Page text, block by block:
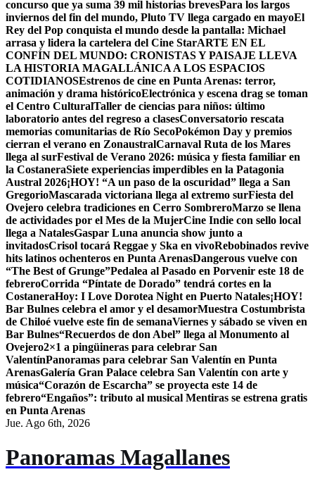
concurso que ya suma 39 mil historias brevesPara los largos
inviernos del fin del mundo, Pluto TV llega cargado en mayoEl
Rey del Pop conquista el mundo desde la pantalla: Michael
arrasa y lidera la cartelera del Cine StarARTE EN EL
CONFÍN DEL MUNDO: CRONISTAS Y PAISAJE LLEVA
LA HISTORIA MAGALLÁNICA A LOS ESPACIOS
COTIDIANOSEstrenos de cine en Punta Arenas: terror,
animación y drama históricoElectrónica y escena drag se toman
el Centro CulturalTaller de ciencias para niños: último
laboratorio antes del regreso a clasesConversatorio rescata
memorias comunitarias de Río SecoPokémon Day y premios
cierran el verano en ZonaustralCarnaval Ruta de los Mares
llega al surFestival de Verano 2026: música y fiesta familiar en
la CostaneraSiete experiencias imperdibles en la Patagonia
Austral 2026¡HOY! “A un paso de la oscuridad” llega a San
GregorioMascarada victoriana llega al extremo surFiesta del
Ovejero celebra tradiciones en Cerro SombreroMarzo se llena
de actividades por el Mes de la MujerCine Indie con sello local
llega a NatalesGaspar Luna anuncia show junto a
invitadosCrisol tocará Reggae y Ska en vivoRebobinados revive
hits latinos ochenteros en Punta ArenasDangerous vuelve con
“The Best of Grunge”Pedalea al Pasado en Porvenir este 18 de
febreroCorrida “Píntate de Dorado” tendrá cortes en la
CostaneraHoy: I Love Dorotea Night en Puerto Natales¡HOY!
Bar Bulnes celebra el amor y el desamorMuestra Costumbrista
de Chiloé vuelve este fin de semanaViernes y sábado se viven en
Bar Bulnes“Recuerdos de don Abel” llega al Monumento al
Ovejero2×1 a pingüineras para celebrar San
ValentínPanoramas para celebrar San Valentín en Punta
ArenasGalería Gran Palace celebra San Valentín con arte y
música“Corazón de Escarcha” se proyecta este 14 de
febrero“Engaños”: tributo al musical Mentiras se estrena gratis
en Punta Arenas
Jue. Ago 6th, 2026
Panoramas Magallanes